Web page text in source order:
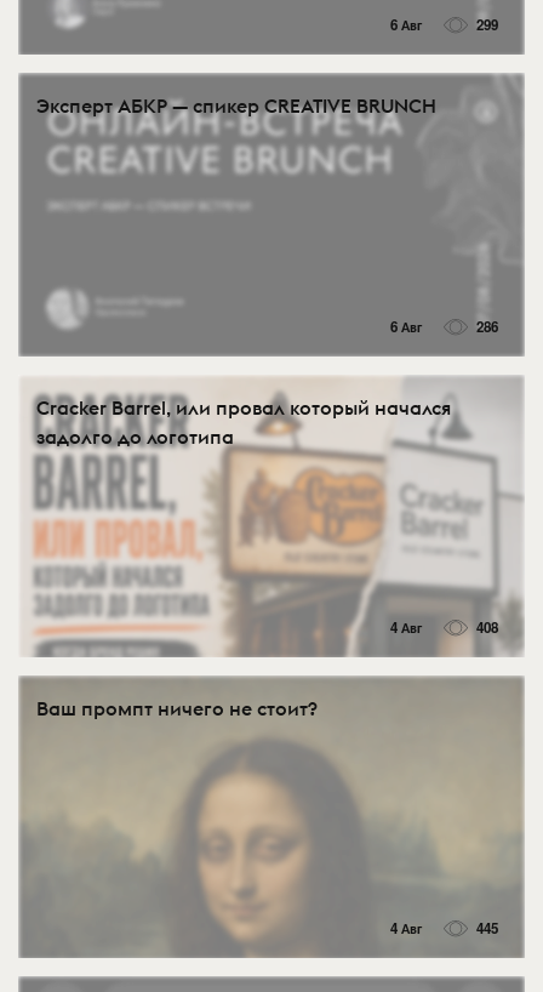
6 Авг 299
Эксперт АБКР — спикер CREATIVE BRUNCH
6 Авг 286
Cracker Barrel, или провал который начался
задолго до логотипа
4 Авг 408
Ваш промпт ничего не стоит?
4 Авг 445